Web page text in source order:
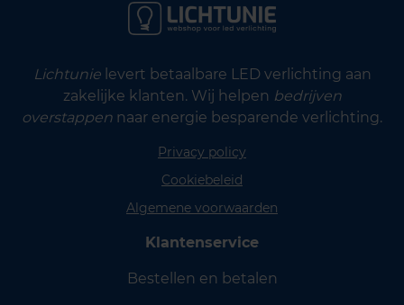
Lichtunielevert betaalbare LED verlichting aan
zakelijke klanten. Wij helpen bedrijven
overstappen naar energie besparende verlichting.
Privacy policy
Cookiebeleid
Algemene voorwaarden
Klantenservice
Bestellen en betalen